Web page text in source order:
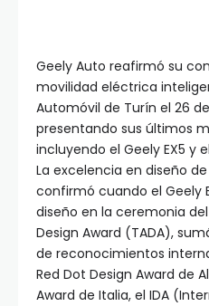
Geely Auto reafirmó su
movilidad eléctrica
Automóvil de Turín el 26
presentando sus últimos
incluyendo el Geely EX5 y
La excelencia en diseño
confirmó cuando el Geely
diseño en la ceremonia
Design Award (TADA),
de reconocimientos
Red Dot Design Award de
Award de Italia, el IDA